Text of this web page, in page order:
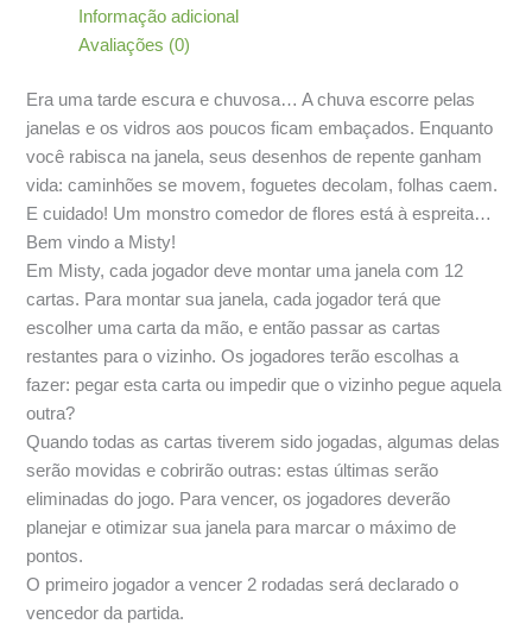
Informação adicional
Avaliações (0)
Era uma tarde escura e chuvosa… A chuva escorre pelas
janelas e os vidros aos poucos ficam embaçados. Enquanto
você rabisca na janela, seus desenhos de repente ganham
vida: caminhões se movem, foguetes decolam, folhas caem.
E cuidado! Um monstro comedor de flores está à espreita…
Bem vindo a Misty!
Em Misty, cada jogador deve montar uma janela com 12
cartas. Para montar sua janela, cada jogador terá que
escolher uma carta da mão, e então passar as cartas
restantes para o vizinho. Os jogadores terão escolhas a
fazer: pegar esta carta ou impedir que o vizinho pegue aquela
outra?
Quando todas as cartas tiverem sido jogadas, algumas delas
serão movidas e cobrirão outras: estas últimas serão
eliminadas do jogo. Para vencer, os jogadores deverão
planejar e otimizar sua janela para marcar o máximo de
pontos.
O primeiro jogador a vencer 2 rodadas será declarado o
vencedor da partida.